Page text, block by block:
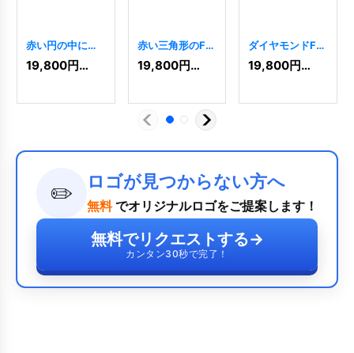
赤い円の中に鳥
のロゴ [5398
19,800円(税込)
赤い三角形のFの
ロゴ[7308
19,800円(税込)
ダイヤモンドFロ
ゴ
4315]
19,800円(税込)
✏️ ロゴが見つからない方へ
無料 でオリジナルロゴをご提案します！
無料でリクエストする→
カンタン30秒で完了！